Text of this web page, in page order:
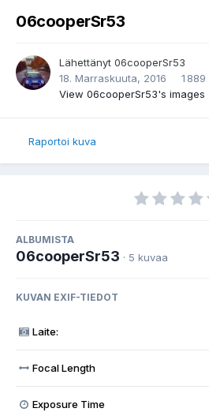
06cooperSr53
Lähettänyt 06cooperSr53
18. Marraskuuta, 2016
1
View 06cooperSr53's images
Raportoi kuva
ALBUMISTA
06cooperSr53 · 5 kuvaa
KUVAN EXIF-TIEDOT
Laite:
Focal Length
Exposure Time